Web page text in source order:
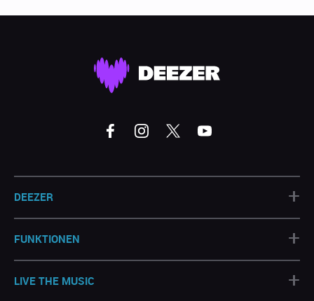
DEEZER +
FUNKTIONEN +
LIVE THE MUSIC +